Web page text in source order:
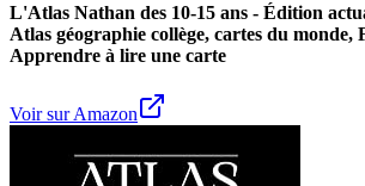
L'Atlas Nathan des 10-15 ans - Édition
Atlas géographie collège, cartes du monde,
Apprendre à lire une carte
Voir sur Amazon